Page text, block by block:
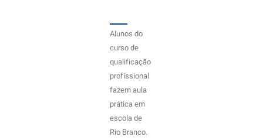
Alunos do
curso de
qualificação
profissional
fazem aula
prática em
escola de
Rio Branco.